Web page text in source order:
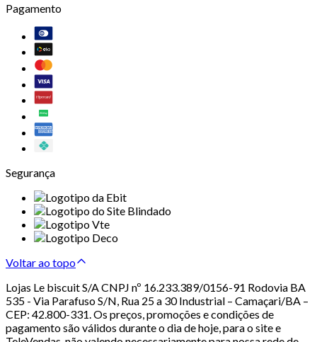
Pagamento
Segurança
Voltar ao topo
Lojas Le biscuit S/A CNPJ nº 16.233.389/0156-91 Rodovia BA
535 - Via Parafuso S/N, Rua 25 a 30 Industrial – Camaçari/BA –
CEP: 42.800-331. Os preços, promoções e condições de
pagamento são válidos durante o dia de hoje, para o site e